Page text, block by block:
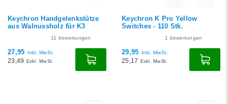
Keychron Handgelenkstütze
aus Walnussholz für K3
11 bewertungen
27,95 Inkl. MwSt.
23,49 Exkl. MwSt.
Keychron K Pro Yellow
Switches - 110 Stk.
1 bewertungen
29,95 Inkl. MwSt.
25,17 Exkl. MwSt.